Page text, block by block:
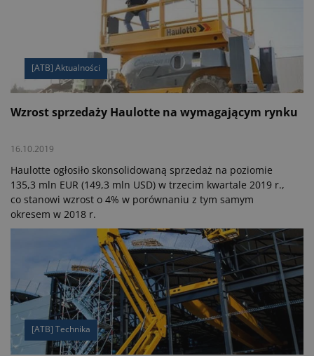
Stage V. Z użytkowaniem urządzenia w zimowych
warunkach nie ma problemów. Standardem w
wyposażeniu jest wstępny podgrzewacz silnika z lampką
sygnalizacyjną i akumulatory rozruchowe 12 V.
[ATB] Aktualności
Wzrost sprzedaży Haulotte na wymagającym rynku
16.10.2019
Haulotte ogłosiło skonsolidowaną sprzedaż na poziomie
135,3 mln EUR (149,3 mln USD) w trzecim kwartale 2019 r.,
co stanowi wzrost o 4% w porównaniu z tym samym
okresem w 2018 r.
[ATB] Technika